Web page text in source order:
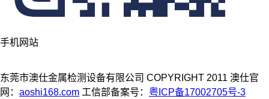
手机网站
东莞市澳仕金属检测设备有限公司 COPYRIGHT 2011 澳仕官
网： aoshi168.com 工信部备案号： 粤ICP备17002705号-3